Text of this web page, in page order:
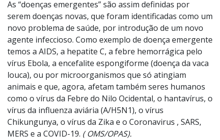
As “doenças emergentes” são assim definidas por
serem doenças novas, que foram identificadas como um
novo problema de saúde, por introdução de um novo
agente infeccioso. Como exemplo de doença emergente
temos a AIDS, a hepatite C, a febre hemorrágica pelo
vírus Ebola, a encefalite espongiforme (doença da vaca
louca), ou por microorganismos que só atingiam
animais e que, agora, afetam também seres humanos
como o vírus da Febre do Nilo Ocidental, o hantavírus, o
vírus da influenza aviária (A/H5N1), o vírus
Chikungunya, o vírus da Zika e o Coronavirus , SARS,
MERS e a COVID-19. ( OMS/OPAS).